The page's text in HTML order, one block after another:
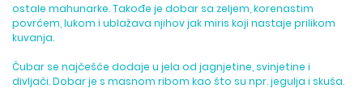
ostale mahunarke. Takođe je dobar sa zeljem, korenastim
povrćem, lukom i ublažava njihov jak miris koji nastaje prilikom
kuvanja.
Čubar se najčešće dodaje u jela od jagnjetine, svinjetine i
divljači. Dobar je s masnom ribom kao što su npr. jegulja i skuša.